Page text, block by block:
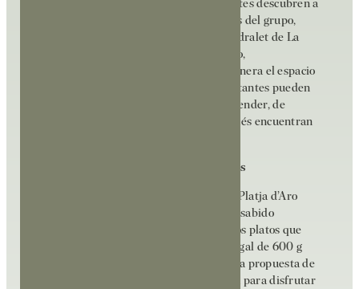
gastronómico más amplio. Muchos clientes descubren a
través de este restaurante otros espacios del grupo,
como el Sidral de la Playa de Pals o el Sidralet de La
Fosca, ampliando así la experiencia. Pero,
especialmente, destaca el interés que genera el espacio
de Mooma en Palau-sator, donde los visitantes pueden
pasear entre campos de manzanos y entender, de
primera mano, el origen de lo que después encuentran
Platos que conectan con los comensales
Más allá del concepto, el éxito de Sidral Platja d’Aro
también se explica por una carta que ha sabido
sorprender desde el primer día. Entre los platos que
más han destacado se encuentra el Penegal de 600 g
frito, con patata paja y sus dos salsas, una propuesta de
pescado contundente, sabrosa y pensada para disfrutar